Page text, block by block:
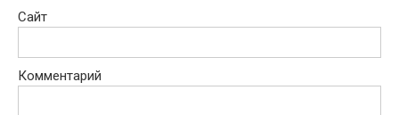
Сайт
Комментарий